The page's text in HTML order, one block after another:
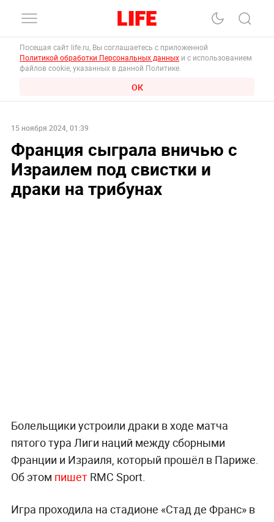
Посещая сайт life.ru, Вы соглашаетесь с приложенной
Политикой обработки Персональных данных и с использованием
файлов cookie, указанных в данной Политике.
ОК
15 ноября 2024, 01:39
Франция сыграла вничью с
Израилем под свистки и
драки на трибунах
Болельщики устроили драки в ходе матча
пятого тура Лиги наций между сборными
Франции и Израиля, который прошёл в Париже.
Об этом пишетRMC Sport.
Игра проходила на стадионе «Стад де Франс» в